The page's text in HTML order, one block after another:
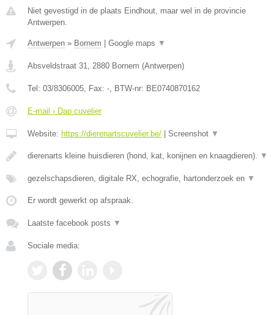
Niet gevestigd in de plaats Eindhout, maar wel in de provincie
Antwerpen.
Antwerpen » Bornem Google maps ▼
Absveldstraat 31, 2880 Bornem (Antwerpen)
Tel: 03/8306005, Fax: -, BTW-nr: BE0740870162
E-mail › Dap cuvelier
Website: https://dierenartscuvelier.be/ Screenshot ▼
dierenarts kleine huisdieren (hond, kat, konijnen en knaagdieren). ▼
gezelschapsdieren, digitale RX, echografie, hartonderzoek en ▼
Er wordt gewerkt op afspraak.
Laatste facebook posts ▼
Sociale media: